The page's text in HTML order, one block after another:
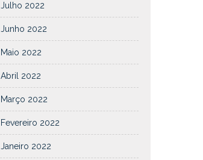
Julho 2022
Junho 2022
Maio 2022
Abril 2022
Março 2022
Fevereiro 2022
Janeiro 2022